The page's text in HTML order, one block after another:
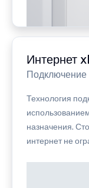
Интернет
Подключение
Технология
назначения.
интернет не